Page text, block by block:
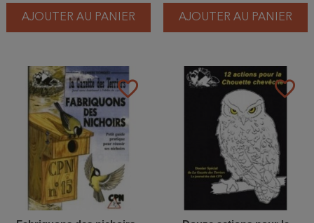
AJOUTER AU PANIER AJOUTER AU PANIER
favorite_border favorite_border